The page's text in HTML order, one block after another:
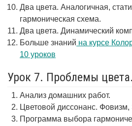
Два цвета. Аналогичная,
гармоническая схема.
Два цвета. Динамический
Больше знаний на курсе
10 уроков
Урок 7. Проблемы
Анализ домашних работ.
Цветовой диссонанс.
Программа выбора